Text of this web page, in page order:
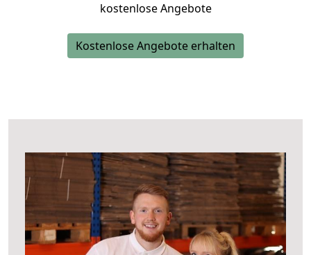
kostenlose Angebote
Kostenlose Angebote erhalten